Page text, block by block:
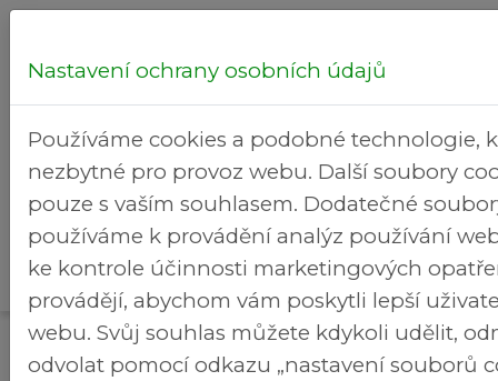
Hledej...
Brezineves.cz > Zastupitelstvo >
Volba
místostarosty
Volba místostarosty
Nastavení ochrany osobních údajů
Používáme cookies a podobné technologie,
nezbytné pro provoz webu. Další soubory
pouze s vaším souhlasem. Dodatečné
používáme k provádění analýz používání
ke kontrole účinnosti marketingových
provádějí, abychom vám poskytli lepší
webu. Svůj souhlas můžete kdykoli udělit,
odvolat pomocí odkazu „nastavení souborů